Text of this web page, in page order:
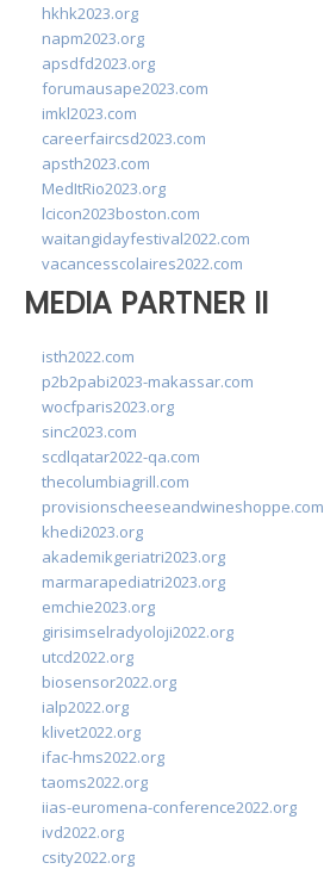
hkhk2023.org
napm2023.org
apsdfd2023.org
forumausape2023.com
imkl2023.com
careerfaircsd2023.com
apsth2023.com
MedItRio2023.org
lcicon2023boston.com
waitangidayfestival2022.com
vacancesscolaires2022.com
MEDIA PARTNER II
isth2022.com
p2b2pabi2023-makassar.com
wocfparis2023.org
sinc2023.com
scdlqatar2022-qa.com
thecolumbiagrill.com
provisionscheeseandwineshoppe.com
khedi2023.org
akademikgeriatri2023.org
marmarapediatri2023.org
emchie2023.org
girisimselradyoloji2022.org
utcd2022.org
biosensor2022.org
ialp2022.org
klivet2022.org
ifac-hms2022.org
taoms2022.org
iias-euromena-conference2022.org
ivd2022.org
csity2022.org